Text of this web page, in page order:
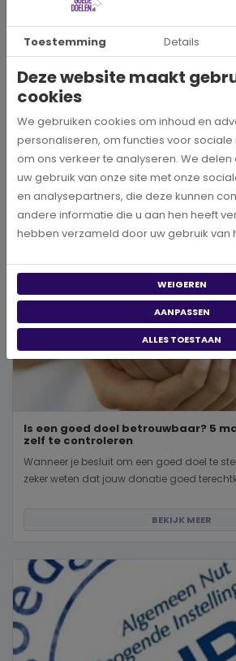
Hoe kies je een goed doel dat écht
Wanneer je besluit om een steentje bij te
wereld, neem je een prachtig besluit. Jouw
BEKIJK MEER
Is een goed doel betrouwbaar? 5
zelf te controleren
Wanneer je besluit om een goed doel te
zeker weten dat jouw donatie goed
BEKIJK MEER
Toestemming Details
Deze website maakt
cookies
We gebruiken cookies om inhoud en
personaliseren, om functies voor
om ons verkeer te analyseren. We
uw gebruik van onze site met onze
en analysepartners, die deze kunnen
andere informatie die u aan hen heeft
hebben verzameld door uw gebruik van
WEIGEREN
AANPASSEN
ALLES TOESTAAN